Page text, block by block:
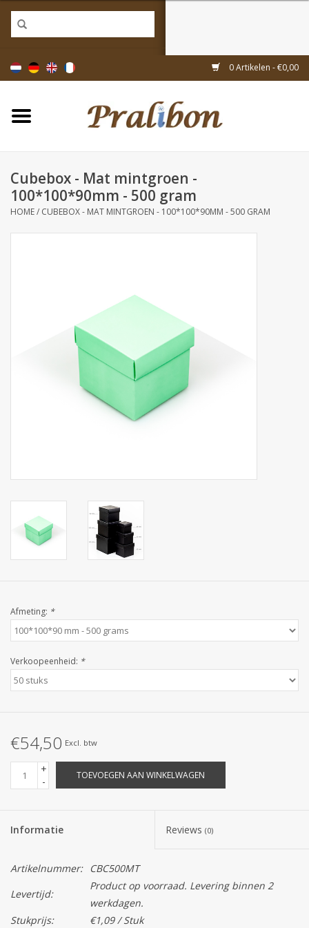
0 Artikelen - €0,00
Home
Doosjes
Linten & decoratie
Cubebox - Mat mintgroen -
100*100*90mm - 500 gram
HOME/ CUBEBOX - MAT MINTGROEN - 100*100*90MM - 500 GRAM
Afmeting: *
Verkoopeenheid: *
€54,50 Excl. btw
+
-
TOEVOEGEN AAN WINKELWAGEN
Informatie Reviews (0)
Artikelnummer:
CBC500MT
Levertijd:
Product op voorraad. Levering binnen 2
werkdagen.
Stukprijs:
€1,09 / Stuk